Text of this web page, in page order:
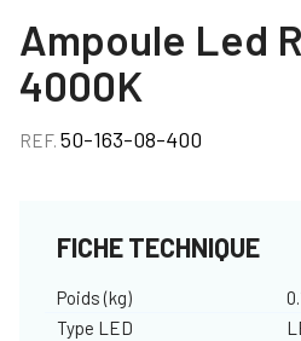
Ampoule Led
4000K
REF. 50-163-08-400
FICHE TECHNIQUE
Poids (kg)
Type LED